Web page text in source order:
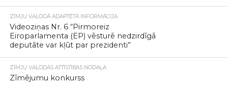
ZĪMJU VALODĀ ADAPTĒTĀ INFORMĀCIJA
Videoziņas Nr. 6 “Pirmoreiz
Eiroparlamenta (EP) vēsturē nedzirdīgā
deputāte var kļūt par prezidenti”
ZĪMJU VALODAS ATTĪSTĪBAS NODAĻA
Zīmējumu konkurss